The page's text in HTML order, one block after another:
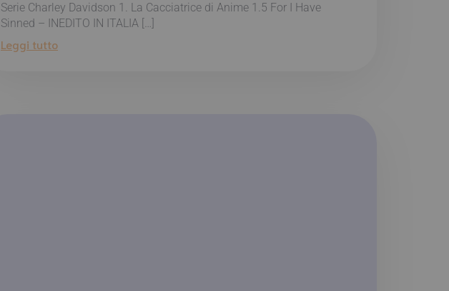
Serie Charley Davidson 1. La Cacciatrice di Anime 1.5 For I Have
Sinned – INEDITO IN ITALIA […]
Leggi tutto